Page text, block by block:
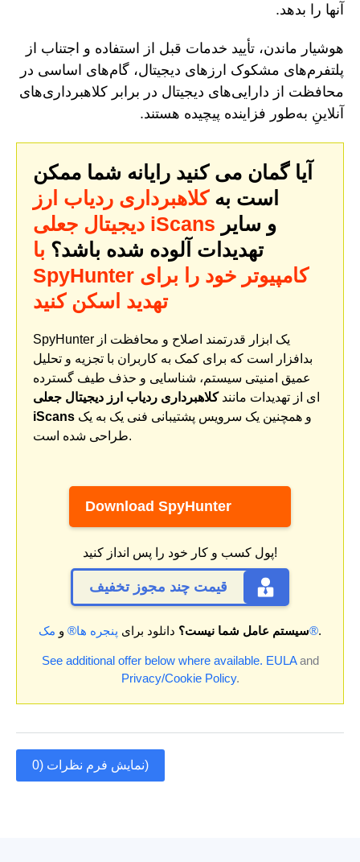
آنها را بدهد.
هوشیار ماندن، تأیید خدمات قبل از استفاده و اجتناب از
پلتفرم‌های مشکوک ارزهای دیجیتال، گام‌های اساسی در
محافظت از دارایی‌های دیجیتال در برابر کلاهبرداری‌های
آنلاینِ به‌طور فزاینده پیچیده هستند.
آیا گمان می کنید رایانه شما ممکن
است بهکلاهبرداری ردیاب ارز
دیجیتال جعلی iScans
تهدیدات آلوده شده باشد؟ با
SpyHunter کامپیوتر خود را برای
تهدید اسکن کنید
SpyHunter یک ابزار قدرتمند اصلاح و محافظت از
بدافزار است که برای کمک به کاربران با تجزیه و تحلیل
عمیق امنیتی سیستم، شناسایی و حذف طیف گسترده
ای از تهدیدات مانندکلاهبرداری ردیاب ارز دیجیتال جعلی
iScans
طراحی شده است.
Download SpyHunter
پول کسب و کار خود را پس انداز کنید!
قیمت چند مجوز تخفیف
سیستم عامل شما نیست؟ دانلود برای پنجره ها® و مک®.
See additional offer below where available. EULAand
Privacy/Cookie Policy.
نمایش فرم نظرات (0)